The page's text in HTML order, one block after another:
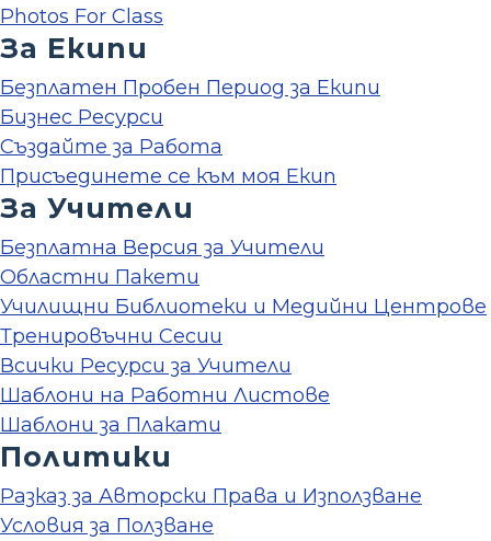
Photos For Class
За Екипи
Безплатен Пробен Период за Екипи
Бизнес Ресурси
Създайте за Работа
Присъединете се към моя Екип
За Учители
Безплатна Версия за Учители
Областни Пакети
Училищни Библиотеки и Медийни Центрове
Тренировъчни Сесии
Всички Ресурси за Учители
Шаблони на Работни Листове
Шаблони за Плакати
Политики
Разказ за Авторски Права и Използване
Условия за Ползване